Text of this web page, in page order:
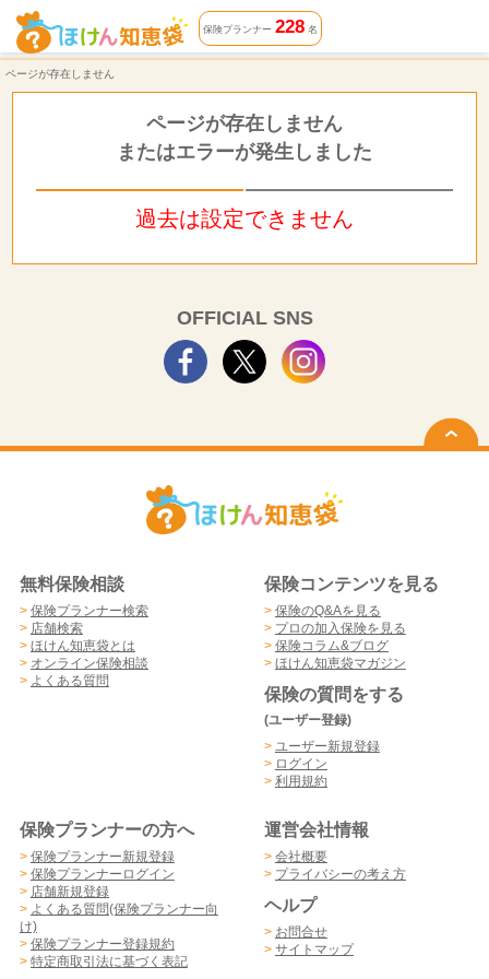
ページが存在しません | ほけん知恵袋
保険プランナー 228名
ページが存在しません
ページが存在しません
またはエラーが発生しました
過去は設定できません
OFFICIAL SNS
無料保険相談
> 保険プランナー検索
> 店舗検索
> ほけん知恵袋とは
> オンライン保険相談
> よくある質問
保険コンテンツを見る
> 保険のQ&Aを見る
> プロの加入保険を見る
> 保険コラム&ブログ
> ほけん知恵袋マガジン
保険の質問をする
(ユーザー登録)
> ユーザー新規登録
> ログイン
> 利用規約
保険プランナーの方へ
> 保険プランナー新規登録
> 保険プランナーログイン
> 店舗新規登録
> よくある質問(保険プランナー向
け)
> 保険プランナー登録規約
> 特定商取引法に基づく表記
運営会社情報
> 会社概要
> プライバシーの考え方
ヘルプ
> お問合せ
> サイトマップ